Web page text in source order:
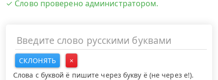
✓ Слово проверено администратором.
СКЛОНЯТЬ
×
Слова с буквой ё пишите через букву ё (не через е!).